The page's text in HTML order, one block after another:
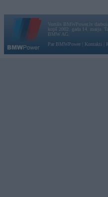
Vortāls BMWPower.lv
kopš 2002. gada 14. maija.
BMW AG.
Par BMWPower
Kontakti